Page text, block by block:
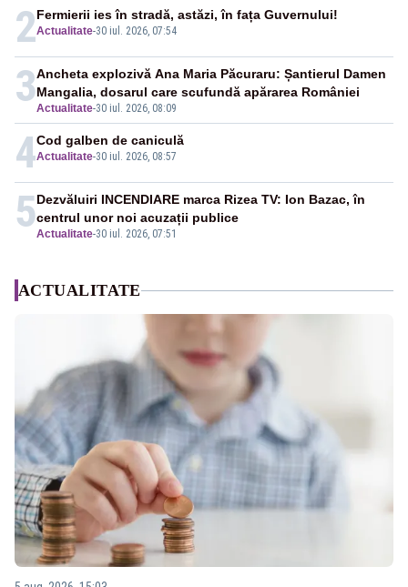
2Actualitate-30 iul. 2026, 07:54
Fermierii ies în stradă, astăzi, în fața Guvernului!
3Actualitate-30 iul. 2026, 08:09
Ancheta explozivă Ana Maria Păcuraru: Șantierul Damen
Mangalia, dosarul care scufundă apărarea României
4Actualitate-30 iul. 2026, 08:57
Cod galben de caniculă
5Actualitate-30 iul. 2026, 07:51
Dezvăluiri INCENDIARE marca Rizea TV: Ion Bazac, în
centrul unor noi acuzații publice
ACTUALITATE